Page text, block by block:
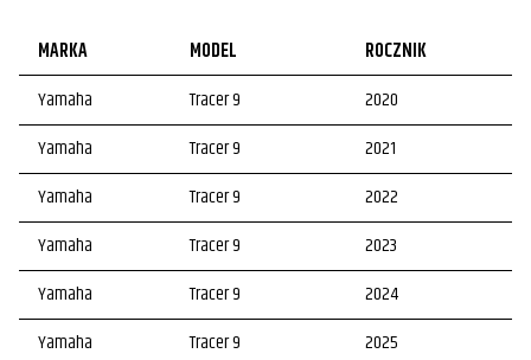
MARKA MODEL
ROCZNIK
Yamaha
Tracer 9
2020
Yamaha
Tracer 9
2021
Yamaha
Tracer 9
2022
Yamaha
Tracer 9
2023
Yamaha
Tracer 9
2024
Yamaha
Tracer 9
2025